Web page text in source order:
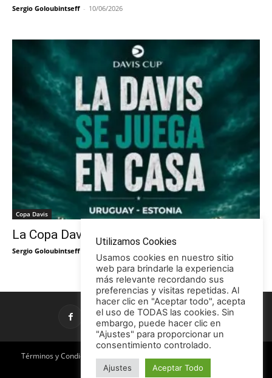
Sergio Goloubintseff - 10/06/2026
Copa Davis
La Copa Davis vuelve al Círculo
Sergio Goloubintseff
Términos y Condiciones
Publicidad en TCE
Licencia CC
Utilizamos Cookies
Usamos cookies en nuestro sitio
web para brindarle la experiencia
más relevante recordando sus
preferencias y visitas repetidas. Al
hacer clic en "Aceptar todo", acepta
el uso de TODAS las cookies. Sin
embargo, puede hacer clic en
"Ajustes" para proporcionar un
consentimiento controlado.
Ajustes Aceptar Todo